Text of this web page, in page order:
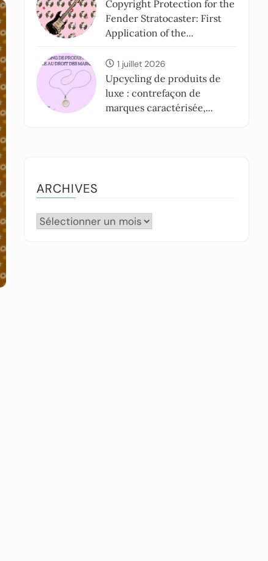
Copyright Protection for the
Fender Stratocaster: First
Application of the...
1 juillet 2026
Upcycling de produits de
luxe : contrefaçon de
marques caractérisée,...
ARCHIVES